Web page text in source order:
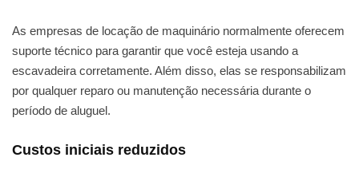
As empresas de locação de maquinário normalmente oferecem
suporte técnico para garantir que você esteja usando a
escavadeira corretamente. Além disso, elas se responsabilizam
por qualquer reparo ou manutenção necessária durante o
período de aluguel.
Custos iniciais reduzidos